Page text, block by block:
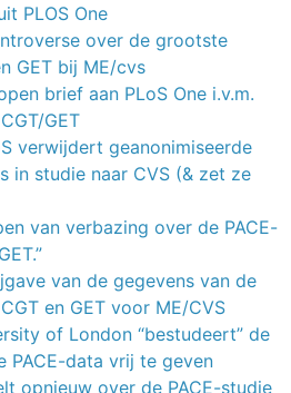
PLOS One
over de grootste
GET bij ME/cvs
brief aan PLoS One i.v.m.
GET
verwijdert geanonimiseerde
in studie naar CVS (& zet ze
van verbazing over de PACE-
van de gegevens van de
en GET voor ME/CVS
of London “bestudeert” de
PACE-data vrij te geven
opnieuw over de PACE-studie